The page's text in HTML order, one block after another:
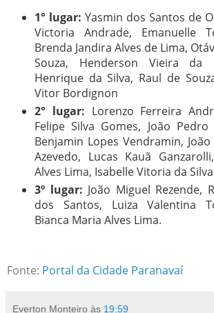
1° lugar: Yasmin dos Santos de
Victoria Andrade, Emanuelle
Brenda Jandira Alves de Lima,
Souza, Henderson Vieira da
Henrique da Silva, Raul de
Vitor Bordignon
2° lugar: Lorenzo Ferreira
Felipe Silva Gomes, João Pedro
Benjamin Lopes Vendramin,
Azevedo, Lucas Kauã
Alves Lima, Isabelle Vitoria da
3º lugar: João Miguel Rezende,
dos Santos, Luiza Valentina
Bianca Maria Alves Lima.
Fonte: Portal da Cidade Paranavaí
Everton Monteiro às 19:59